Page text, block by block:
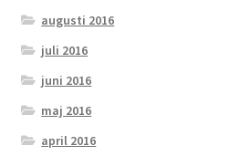
augusti 2016
juli 2016
juni 2016
maj 2016
april 2016